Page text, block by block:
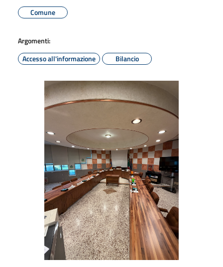
Comune
Argomenti:
Accesso all'informazione
Bilancio